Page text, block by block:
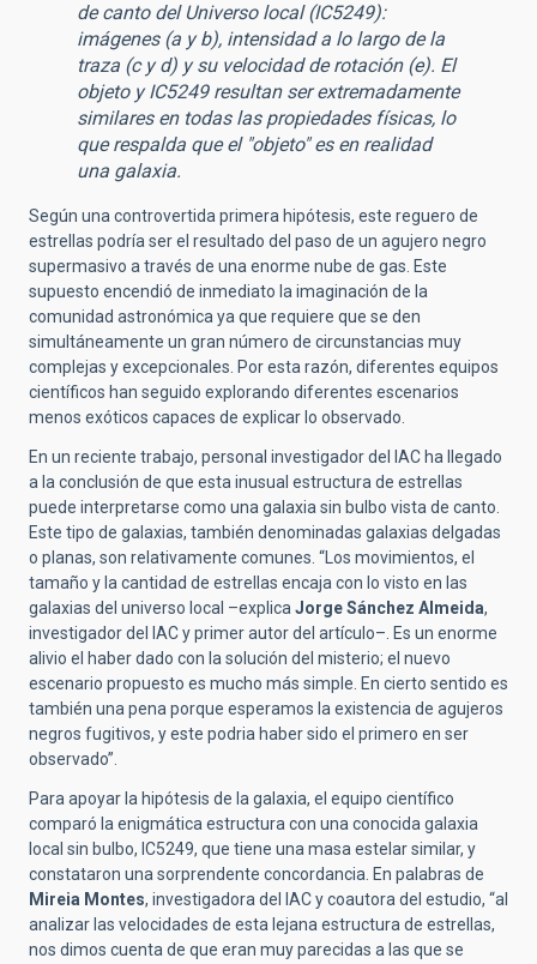
de canto del Universo local (IC5249):
imágenes (a y b), intensidad a lo largo de la
traza (c y d) y su velocidad de rotación (e). El
objeto y IC5249 resultan ser extremadamente
similares en todas las propiedades físicas, lo
que respalda que el "objeto" es en realidad
una galaxia.
Según una controvertida primera hipótesis, este reguero de
estrellas podría ser el resultado del paso de un agujero negro
supermasivo a través de una enorme nube de gas. Este
supuesto encendió de inmediato la imaginación de la
comunidad astronómica ya que requiere que se den
simultáneamente un gran número de circunstancias muy
complejas y excepcionales. Por esta razón, diferentes equipos
científicos han seguido explorando diferentes escenarios
menos exóticos capaces de explicar lo observado.
En un reciente trabajo, personal investigador del IAC ha llegado
a la conclusión de que esta inusual estructura de estrellas
puede interpretarse como una galaxia sin bulbo vista de canto.
Este tipo de galaxias, también denominadas galaxias delgadas
o planas, son relativamente comunes. “Los movimientos, el
tamaño y la cantidad de estrellas encaja con lo visto en las
galaxias del universo local –explica Jorge Sánchez Almeida,
investigador del IAC y primer autor del artículo–. Es un enorme
alivio el haber dado con la solución del misterio; el nuevo
escenario propuesto es mucho más simple En cierto sentido es
también una pena porque esperamos la existencia de agujeros
negros fugitivos, y este podria haber sido el primero en ser
observado”.
Para apoyar la hipótesis de la galaxia, el equipo científico
comparó la enigmática estructura con una conocida galaxia
local sin bulbo, IC5249, que tiene una masa estelar similar, y
constataron una sorprendente concordancia. En palabras de
Mireia Montes, investigadora del IAC y coautora del estudio, “al
analizar las velocidades de esta lejana estructura de estrellas,
nos dimos cuenta de que eran muy parecidas a las que se